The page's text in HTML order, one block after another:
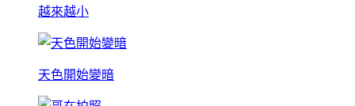
越來越小
天色開始變暗